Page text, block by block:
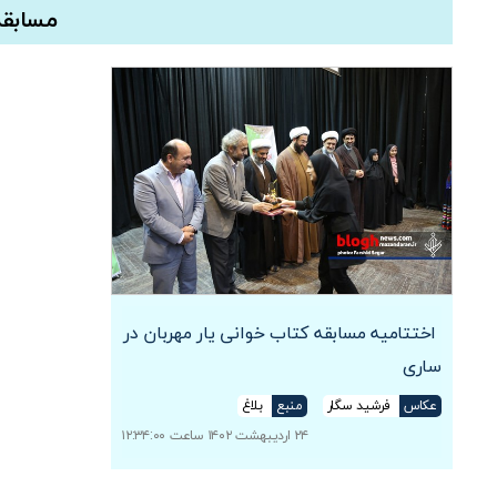
اختتامیه مسابقه کتاب خوانی یار مهربان در
ساری
عکاس فرشید سگار منبع
بلاغ
۲۴ اردیبهشت ۱۴۰۲ ساعت ۱۲:۳۴:۰۰